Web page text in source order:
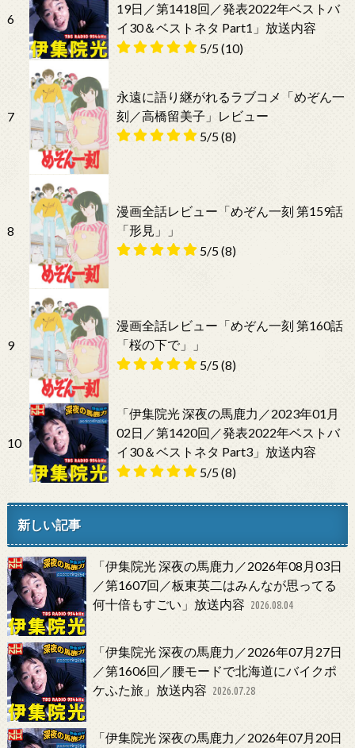
6
19日／第1418回／発表2022年ベストバ
イ30＆ベストネタ Part1」放送内容
5/5(10)
7
永遠に語り継がれるラブコメ「めぞん一
刻／高橋留美子」レビュー
5/5(8)
8
漫画全話レビュー「めぞん一刻 第159話
「形見」」
5/5(8)
9
漫画全話レビュー「めぞん一刻 第160話
「桜の下で」」
5/5(8)
10
「伊集院光 深夜の馬鹿力／2023年01月
02日／第1420回／発表2022年ベストバ
イ30＆ベストネタ Part3」放送内容
5/5(8)
新しい記事
「伊集院光 深夜の馬鹿力／2026年08月03日
／第1607回／板東英二はみんなが思ってる
何十倍もすごい」放送内容 2026.08.04
「伊集院光 深夜の馬鹿力／2026年07月27日
／第1606回／腰モードで北海道にバイクポ
ケふた旅」放送内容 2026.07.28
「伊集院光 深夜の馬鹿力／2026年07月20日